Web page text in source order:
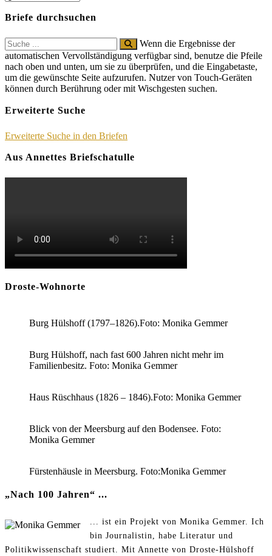
Briefe durchsuchen
Search
for:
Wenn die Ergebnisse der
automatischen Vervollständigung verfügbar sind, benutze die Pfeile
nach oben und unten, um sie zu überprüfen, und die Eingabetaste,
um die gewünschte Seite aufzurufen. Nutzer von Touch-Geräten
können durch Berührung oder mit Wischgesten suchen.
Erweiterte Suche
Erweiterte Suche in den Briefen
Aus Annettes Briefschatulle
Droste-Wohnorte
Burg Hülshoff (1797–1826).Foto: Monika Gemmer
Burg Hülshoff, nach fast 600 Jahren nicht mehr im
Familienbesitz. Foto: Monika Gemmer
Haus Rüschhaus (1826 – 1846).Foto: Monika Gemmer
Blick von der Meersburg auf den Bodensee. Foto:
Monika Gemmer
Fürstenhäusle in Meersburg. Foto:Monika Gemmer
„Nach 100 Jahren“ ...
... ist ein Projekt von Monika Gemmer. Ich
bin Journalistin, habe Literatur und
Politikwissenschaft studiert. Mit Annette von Droste-Hülshoff